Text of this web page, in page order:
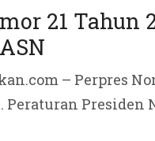
21 Tahun
– Perpres
Peraturan Presiden